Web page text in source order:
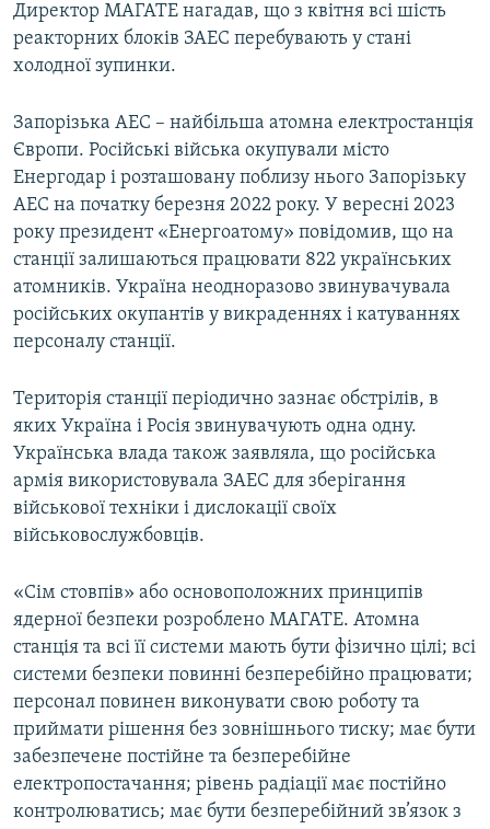
Директор МАГАТЕ нагадав, що з квітня всі шість
реакторних блоків ЗАЕС перебувають у стані
холодної зупинки.
Запорізька АЕС – найбільша атомна електростанція
Європи. Російські війська окупували місто
Енергодар і розташовану поблизу нього Запорізьку
АЕС на початку березня 2022 року. У вересні 2023
року президент «Енергоатому» повідомив, що на
станції залишаються працювати 822 українських
атомників. Україна неодноразово звинувачувала
російських окупантів у викраденнях і катуваннях
персоналу станції.
Територія станції періодично зазнає обстрілів, в
яких Україна і Росія звинувачують одна одну.
Українська влада також заявляла, що російська
армія використовувала ЗАЕС для зберігання
військової техніки і дислокації своїх
військовослужбовців.
«Сім стовпів» або основоположних принципів
ядерної безпеки розроблено МАГАТЕ. Атомна
станція та всі її системи мають бути фізично цілі; всі
системи безпеки повинні безперебійно працювати;
персонал повинен виконувати свою роботу та
приймати рішення без зовнішнього тиску; має бути
забезпечене постійне та безперебійне
електропостачання; рівень радіації має постійно
контролюватись; має бути безперебійний зв’язок з